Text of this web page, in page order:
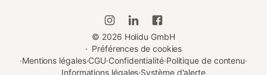
© 2026 Holidu GmbH
· Préférences de cookies
·Mentions légales·CGU·Confidentialité·Politique de contenu·
Informations légales·Système d'alerte